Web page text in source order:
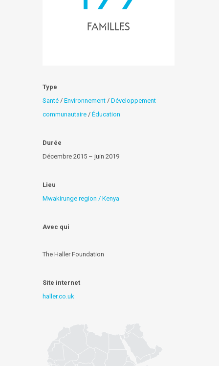
familles
Type
Santé / Environnement / Développement
communautaire / Éducation
Durée
Décembre 2015 – juin 2019
Lieu
Mwakirunge region / Kenya
Avec qui
The Haller Foundation
Site internet
haller.co.uk